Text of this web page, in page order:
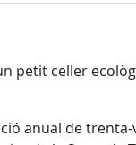
petit celler
anual de